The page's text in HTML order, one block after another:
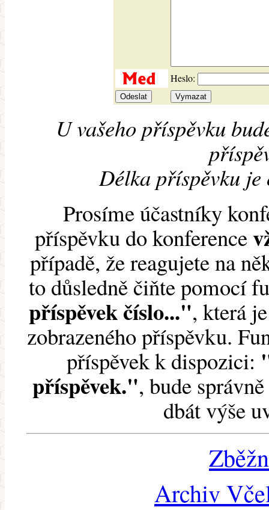
Heslo:
U vašeho příspěvku
Délka příspěvku je
Prosíme účastníky
příspěvku do konference
případě, že reagujete na
to důsledně čiňte pomocí
příspěvek číslo...", která
zobrazeného příspěvku.
příspěvek k dispozici:
příspěvek.", bude
dbát výše
Archiv